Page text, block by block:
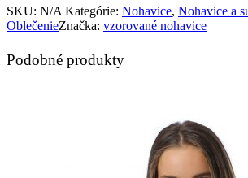
SKU: N/A Kategórie: Nohavice, Nohavice a
OblečenieZnačka: vzorované nohavice
Podobné produkty